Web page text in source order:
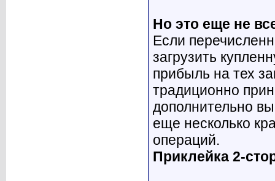
Но это еще не
Если
загрузить
прибыль на тех
традиционно
дополнительно
еще несколько
операций.
Приклейка 2-